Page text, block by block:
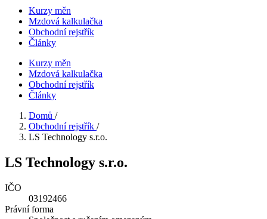
Kurzy měn
Mzdová kalkulačka
Obchodní rejstřík
Články
Kurzy měn
Mzdová kalkulačka
Obchodní rejstřík
Články
Domů /
Obchodní rejstřík /
LS Technology s.r.o.
LS Technology s.r.o.
IČO
03192466
Právní forma